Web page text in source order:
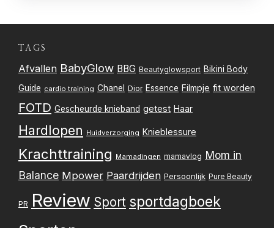
TAGS
Afvallen BabyGlow BBG Beautyglowsport Bikini Body
Guide cardio training Chanel Dior Essence Filmpje fit worden
FOTD Gescheurde knieband getest Haar
Hardlopen Huidverzorging Knieblessure
Krachttraining Mamadingen mamavlog Mom in
Balance Mpower Paardrijden Persoonlijk Pure Beauty
PR Review Sport sportdagboek